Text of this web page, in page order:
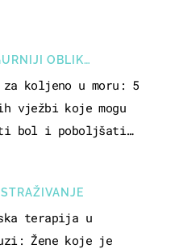
OBLIK
za koljeno u moru: 5
vježbi koje mogu
bol i poboljšati
terapija u
Žene koje je